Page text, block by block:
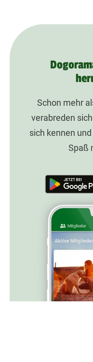
Schon mehr
verabreden
sich kennen
Spaß